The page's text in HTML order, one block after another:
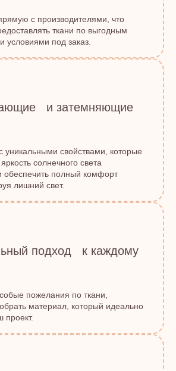
с производителями, что
ткани по выгодным
условиями под заказ.
и затемняющие
уникальными свойствами, которые
солнечного света
полный комфорт
лишний свет.
подход к каждому
пожелания по ткани,
материал, который идеально
проект.